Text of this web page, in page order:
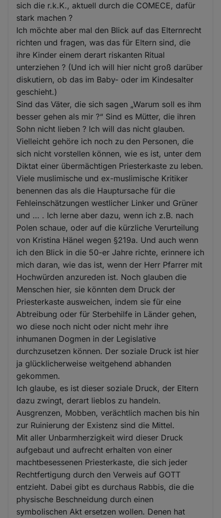
sich die r.k.K., aktuell durch die COMECE, dafür
stark machen ?
Ich möchte aber mal den Blick auf das Elternrecht
richten und fragen, was das für Eltern sind, die
ihre Kinder einem derart riskanten Ritual
unterziehen ? (Und ich will hier nicht groß darüber
diskutiern, ob das im Baby- oder im Kindesalter
geschieht.)
Sind das Väter, die sich sagen „Warum soll es ihm
besser gehen als mir ?“ Sind es Mütter, die ihren
Sohn nicht lieben ? Ich will das nicht glauben.
Vielleicht gehöre ich noch zu den Personen, die
sich nicht vorstellen können, wie es ist, unter dem
Diktat einer übermächtigen Priesterkaste zu leben.
Viele muslimische und ex-muslimische Kritiker
benennen das als die Hauptursache für die
Fehleinschätzungen westlicher Linker und Grüner
und … . Ich lerne aber dazu, wenn ich z.B. nach
Polen schaue, oder auf die kürzliche Verurteilung
von Kristina Hänel wegen §219a. Und auch wenn
ich den Blick in die 50-er Jahre richte, erinnere ich
mich daran, wie das ist, wenn der Herr Pfarrer mit
Hochwürden anzureden ist. Noch glauben die
Menschen hier, sie könnten dem Druck der
Priesterkaste ausweichen, indem sie für eine
Abtreibung oder für Sterbehilfe in Länder gehen,
wo diese noch nicht oder nicht mehr ihre
inhumanen Dogmen in der Legislative
durchzusetzen können. Der soziale Druck ist hier
ja glücklicherweise weitgehend abhanden
gekommen.
Ich glaube, es ist dieser soziale Druck, der Eltern
dazu zwingt, derart lieblos zu handeln.
Ausgrenzen, Mobben, verächtlich machen bis hin
zur Ruinierung der Existenz sind die Mittel.
Mit aller Unbarmherzigkeit wird dieser Druck
aufgebaut und aufrecht erhalten von einer
machtbesessenen Priesterkaste, die sich jeder
Rechtfertigung durch den Verweis auf GOTT
entzieht. Dabei gibt es durchaus Rabbis, die die
physische Beschneidung durch einen
symbolischen Akt ersetzen wollen. Denen hat